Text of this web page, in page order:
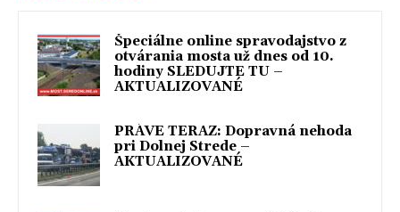
Špeciálne online spravodajstvo z
otvárania mosta už dnes od 10.
hodiny SLEDUJTE TU –
AKTUALIZOVANÉ
PRÁVE TERAZ: Dopravná nehoda
pri Dolnej Strede –
AKTUALIZOVANÉ